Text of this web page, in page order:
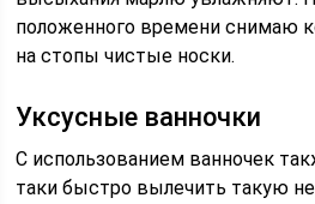
положенного времени снимаю
на стопы чистые носки.
Уксусные ванночки
С использованием ванночек
таки быстро вылечить такую